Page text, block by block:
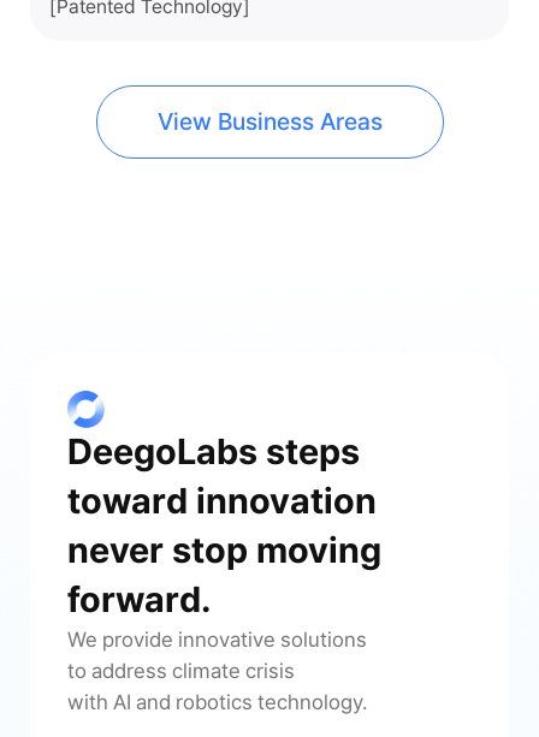
[Patented Technology]
View Business Areas
DeegoLabs steps
toward innovation
never stop moving
forward.
We provide innovative solutions
to address climate crisis
with AI and robotics technology.